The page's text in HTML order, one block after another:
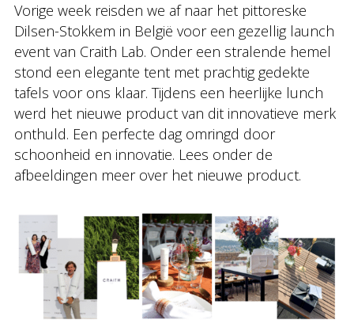
Vorige week reisden we af naar het pittoreske
Dilsen-Stokkem in België voor een gezellig launch
event van Craith Lab. Onder een stralende hemel
stond een elegante tent met prachtig gedekte
tafels voor ons klaar. Tijdens een heerlijke lunch
werd het nieuwe product van dit innovatieve merk
onthuld. Een perfecte dag omringd door
schoonheid en innovatie. Lees onder de
afbeeldingen meer over het nieuwe product.